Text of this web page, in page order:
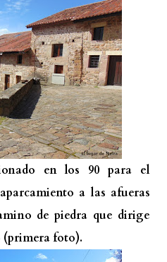
en los 90 para el
a las afueras
de piedra que dirige
(primera foto).